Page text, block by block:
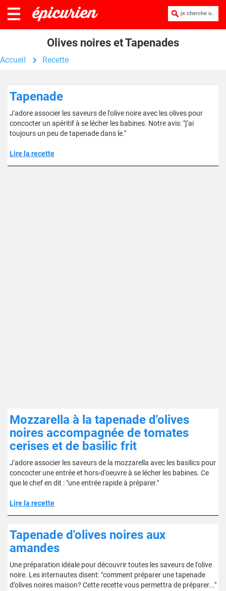
je cherche une recette :
Olives noires et Tapenades
Accueil Recette
Tapenade
J'adore associer les saveurs de l'olive noire avec les olives pour
concocter un apéritif à se lécher les babines. Notre avis: "j’ai
toujours un peu de tapenade dans le."
Lire la recette
Mozzarella à la tapenade d'olives
noires accompagnée de tomates
cerises et de basilic frit
J'adore associer les saveurs de la mozzarella avec les basilics pour
concocter une entrée et hors-d'oeuvre à se lécher les babines. Ce
que le chef en dit : "une entrée rapide à préparer."
Lire la recette
Tapenade d'olives noires aux
amandes
Une préparation idéale pour découvrir toutes les saveurs de l'olive
noire. Les internautes disent: "comment préparer une tapenade
d’olives noires maison? Cette recette vous permettra de préparer..."